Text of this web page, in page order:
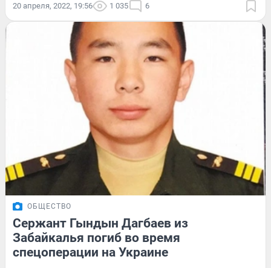
20 апреля, 2022, 19:56 1 035 6
ОБЩЕСТВО
Сержант Гындын Дагбаев из
Забайкалья погиб во время
спецоперации на Украине